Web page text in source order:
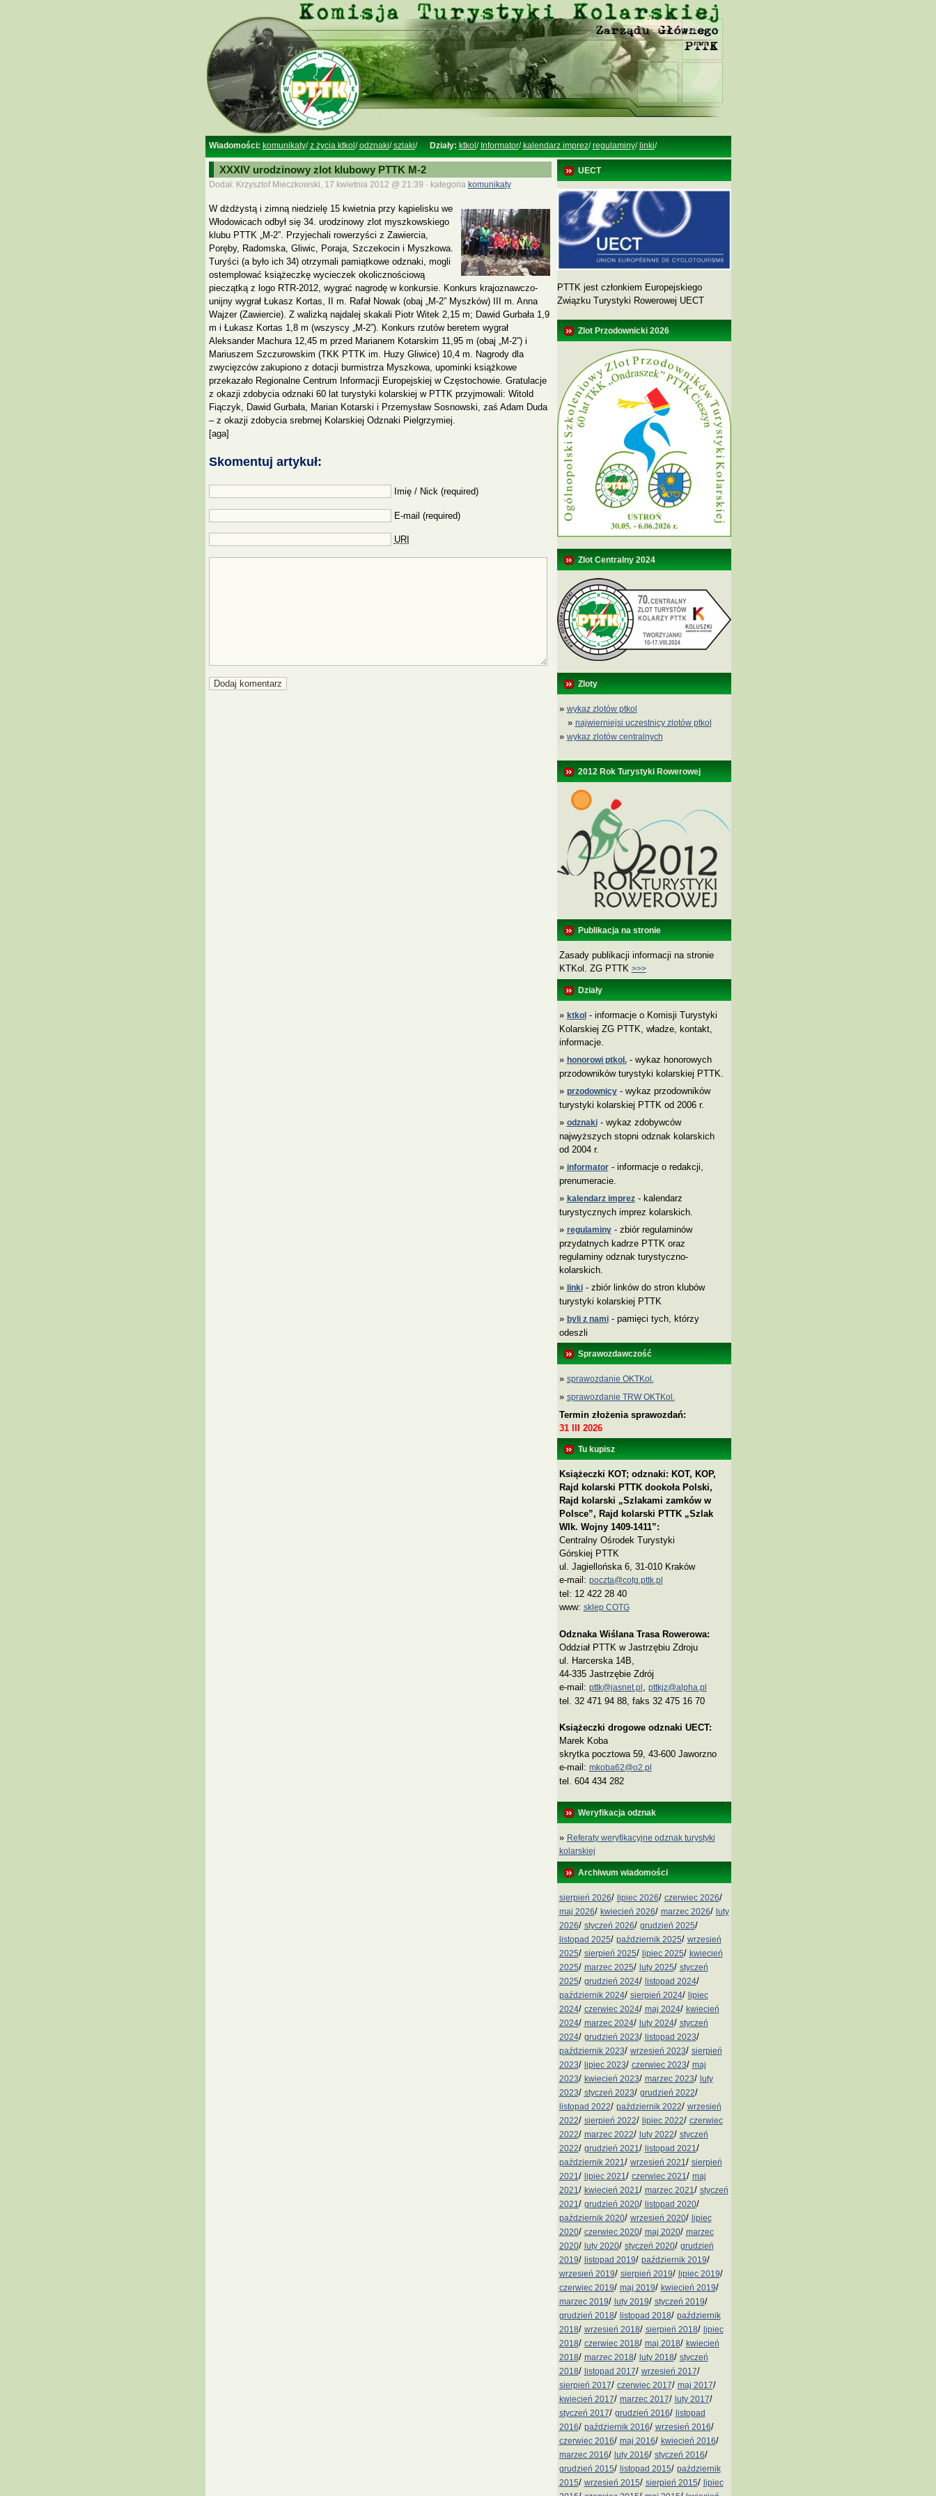
Wiadomości: komunikaty/z życia ktkol /odznaki/szlaki/ Działy: ktkol / Informator/ kalendarz imprez/regulaminy/ linki/
XXXIV urodzinowy zlot klubowy PTTK M-2
Dodał: Krzysztof Mieczkowski, 17 kwietnia 2012 @ 21:39 · kategoria komunikaty
W dżdżystą i zimną niedzielę 15 kwietnia przy kąpielisku we
Włodowicach odbył się 34. urodzinowy zlot myszkowskiego
klubu PTTK „M-2”. Przyjechali rowerzyści z Zawiercia,
Poręby, Radomska, Gliwic, Poraja, Szczekocin i Myszkowa.
Turyści (a było ich 34) otrzymali pamiątkowe odznaki, mogli
ostemplować książeczkę wycieczek okolicznościową
pieczątką z logo RTR-2012, wygrać nagrodę w konkursie. Konkurs krajoznawczo-
unijny wygrał Łukasz Kortas, II m. Rafał Nowak (obaj „M-2” Myszków) III m. Anna
Wajzer (Zawiercie). Z walizką najdalej skakali Piotr Witek 2,15 m; Dawid Gurbała 1,9
m i Łukasz Kortas 1,8 m (wszyscy „M-2”). Konkurs rzutów beretem wygrał
Aleksander Machura 12,45 m przed Marianem Kotarskim 11,95 m (obaj „M-2”) i
Mariuszem Szczurowskim (TKK PTTK im. Huzy Gliwice) 10,4 m. Nagrody dla
zwycięzców zakupiono z dotacji burmistrza Myszkowa, upominki książkowe
przekazało Regionalne Centrum Informacji Europejskiej w Częstochowie. Gratulacje
z okazji zdobycia odznaki 60 lat turystyki kolarskiej w PTTK przyjmowali: Witold
Fiączyk, Dawid Gurbała, Marian Kotarski i Przemysław Sosnowski, zaś Adam Duda
– z okazji zdobycia srebrnej Kolarskiej Odznaki Pielgrzymiej.
[aga]
Skomentuj artykuł:
Imię / Nick (required)
E-mail (required)
URI
UECT
PTTK jest członkiem Europejskiego
Związku Turystyki Rowerowej UECT
Zlot Przodownicki 2026
Zlot Centralny 2024
Zloty
» wykaz zlotów ptkol
» najwierniejsi uczestnicy zlotów ptkol
» wykaz zlotów centralnych
2012 Rok Turystyki Rowerowej
Publikacja na stronie
Zasady publikacji informacji na stronie
KTKol. ZG PTTK >>>
Działy
» ktkol- informacje o Komisji Turystyki
Kolarskiej ZG PTTK, władze, kontakt,
informacje.
» honorowi ptkol.- wykaz honorowych
przodowników turystyki kolarskiej PTTK.
» przodownicy- wykaz przodowników
turystyki kolarskiej PTTK od 2006 r.
» odznaki- wykaz zdobywców
najwyższych stopni odznak kolarskich
od 2004 r.
» informator- informacje o redakcji,
prenumeracie.
» kalendarz imprez- kalendarz
turystycznych imprez kolarskich.
» regulaminy- zbiór regulaminów
przydatnych kadrze PTTK oraz
regulaminy odznak turystyczno-
kolarskich.
» linki- zbiór linków do stron klubów
turystyki kolarskiej PTTK
» byli z nami- pamięci tych, którzy
odeszli
Sprawozdawczość
» sprawozdanie OKTKol.
» sprawozdanie TRW OKTKol.
Termin złożenia sprawozdań:
31 III 2026
Tu kupisz
Książeczki KOT; odznaki: KOT, KOP,
Rajd kolarski PTTK dookoła Polski,
Rajd kolarski „Szlakami zamków w
Polsce”, Rajd kolarski PTTK „Szlak
Wlk. Wojny 1409-1411”:
Centralny Ośrodek Turystyki
Górskiej PTTK
ul. Jagiellońska 6, 31-010 Kraków
e-mail: poczta@cotg.pttk.pl
tel: 12 422 28 40
www: sklep COTG
Odznaka Wiślana Trasa Rowerowa:
Oddział PTTK w Jastrzębiu Zdroju
ul. Harcerska 14B,
44-335 Jastrzębie Zdrój
e-mail: pttk@jasnet.pl pttkjz@alpha.pl
tel. 32 471 94 88, faks 32 475 16 70
Książeczki drogowe odznaki UECT:
Marek Koba
skrytka pocztowa 59, 43-600 Jaworzno
e‑mail: mkoba62@o2.pl
tel. 604 434 282
Weryfikacja odznak
» Referaty weryfikacyjne odznak turystyki
kolarskiej
Archiwum wiadomości
sierpień 2026/ lipiec 2026/ czerwiec 2026/
maj 2026/ kwiecień 2026/ marzec 2026/ luty
2026/ styczeń 2026/ grudzień 2025/
listopad 2025/ październik 2025/ wrzesień
2025/ sierpień 2025/ lipiec 2025/ kwiecień
2025/ marzec 2025/ luty 2025/ styczeń
2025/ grudzień 2024/ listopad 2024/
październik 2024/ sierpień 2024/ lipiec
2024/ czerwiec 2024/ maj 2024/ kwiecień
2024/ marzec 2024/ luty 2024/ styczeń
2024/ grudzień 2023/ listopad 2023/
październik 2023/ wrzesień 2023/ sierpień
2023/ lipiec 2023/ czerwiec 2023/ maj
2023/ kwiecień 2023/ marzec 2023/ luty
2023/ styczeń 2023/ grudzień 2022/
listopad 2022/ październik 2022/ wrzesień
2022/ sierpień 2022/ lipiec 2022/ czerwiec
2022/ marzec 2022/ luty 2022/ styczeń
2022/ grudzień 2021 / listopad 2021 /
październik 2021 / wrzesień 2021 / sierpień
2021 / lipiec 2021 / czerwiec 2021 / maj
2021 / kwiecień 2021 / marzec 2021 / styczeń
2021 / grudzień 2020/ listopad 2020/
październik 2020/ wrzesień 2020/ lipiec
2020/ czerwiec 2020/ maj 2020/ marzec
2020/ luty 2020/ styczeń 2020/ grudzień
2019/ listopad 2019/ październik 2019/
wrzesień 2019/ sierpień 2019/ lipiec 2019/
czerwiec 2019/ maj 2019/ kwiecień 2019/
marzec 2019/ luty 2019/ styczeń 2019/
grudzień 2018/ listopad 2018/ październik
2018/ wrzesień 2018/ sierpień 2018/ lipiec
2018/ czerwiec 2018/ maj 2018/ kwiecień
2018/ marzec 2018/ luty 2018/ styczeń
2018/ listopad 2017/ wrzesień 2017/
sierpień 2017/ czerwiec 2017/ maj 2017/
kwiecień 2017/ marzec 2017/ luty 2017/
styczeń 2017/ grudzień 2016/ listopad
2016/ październik 2016/ wrzesień 2016/
czerwiec 2016/ maj 2016/ kwiecień 2016/
marzec 2016/ luty 2016/ styczeń 2016/
grudzień 2015/ listopad 2015/ październik
2015/ wrzesień 2015/ sierpień 2015/ lipiec